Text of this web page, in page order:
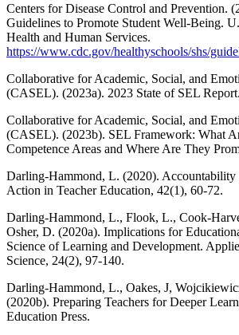
Centers for Disease Control and Prevention.
Guidelines to Promote Student Well-Being.
Health and Human Services.
https://www.cdc.gov/healthyschools/shs/
Collaborative for Academic, Social, and
(CASEL). (2023a). 2023 State of SEL
Collaborative for Academic, Social, and
(CASEL). (2023b). SEL Framework: What
Competence Areas and Where Are They
Darling-Hammond, L. (2020). Accountability
Action in Teacher Education, 42(1), 60-72.
Darling-Hammond, L., Flook, L., Cook-
Osher, D. (2020a). Implications for
Science of Learning and Development.
Science, 24(2), 97-140.
Darling-Hammond, L., Oakes, J,
(2020b). Preparing Teachers for Deeper
Education Press.